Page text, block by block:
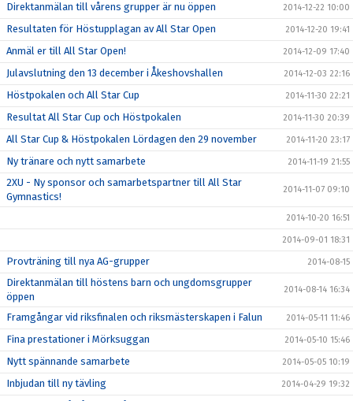
Direktanmälan till vårens grupper är nu öppen 2014-12-22 10:00
Resultaten för Höstupplagan av All Star Open 2014-12-20 19:41
Anmäl er till All Star Open! 2014-12-09 17:40
Julavslutning den 13 december i Åkeshovshallen 2014-12-03 22:16
Höstpokalen och All Star Cup 2014-11-30 22:21
Resultat All Star Cup och Höstpokalen 2014-11-30 20:39
All Star Cup & Höstpokalen Lördagen den 29 november 2014-11-20 23:17
Ny tränare och nytt samarbete 2014-11-19 21:55
2XU - Ny sponsor och samarbetspartner till All Star
Gymnastics!
2014-11-07 09:10
2014-10-20 16:51
2014-09-01 18:31
Provträning till nya AG-grupper 2014-08-15
Direktanmälan till höstens barn och ungdomsgrupper
öppen
2014-08-14 16:34
Framgångar vid riksfinalen och riksmästerskapen i Falun 2014-05-11 11:46
Fina prestationer i Mörksuggan 2014-05-10 15:46
Nytt spännande samarbete 2014-05-05 10:19
Inbjudan till ny tävling 2014-04-29 19:32